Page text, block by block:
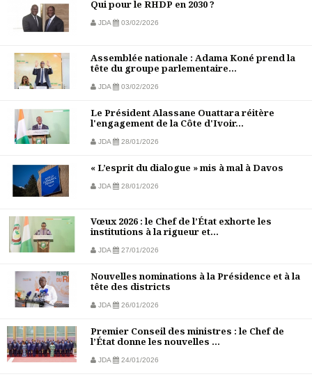
Qui pour le RHDP en 2030 ?
JDA 03/02/2026
Assemblée nationale : Adama Koné prend la
tête du groupe parlementaire...
JDA 03/02/2026
Le Président Alassane Ouattara réitère
l'engagement de la Côte d'Ivoir...
JDA 28/01/2026
« L’esprit du dialogue » mis à mal à Davos
JDA 28/01/2026
Vœux 2026 : le Chef de l’État exhorte les
institutions à la rigueur et...
JDA 27/01/2026
Nouvelles nominations à la Présidence et à la
tête des districts
JDA 26/01/2026
Premier Conseil des ministres : le Chef de
l’État donne les nouvelles ...
JDA 24/01/2026